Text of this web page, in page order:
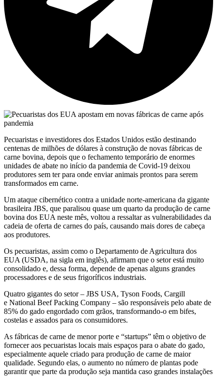
Pecuaristas e investidores dos Estados Unidos estão destinando
centenas de milhões de dólares à construção de novas fábricas de
carne bovina, depois que o fechamento temporário de enormes
unidades de abate no início da pandemia de Covid-19 deixou
produtores sem ter para onde enviar animais prontos para serem
transformados em carne.
Um ataque cibernético contra a unidade norte-americana da gigante
brasileira JBS, que paralisou quase um quarto da produção de carne
bovina dos EUA neste mês, voltou a ressaltar as vulnerabilidades da
cadeia de oferta de carnes do país, causando mais dores de cabeça
aos produtores.
Os pecuaristas, assim como o Departamento de Agricultura dos
EUA (USDA, na sigla em inglês), afirmam que o setor está muito
consolidado e, dessa forma, depende de apenas alguns grandes
processadores e de seus frigoríficos industriais.
Quatro gigantes do setor – JBS USA, Tyson Foods, Cargill
e National Beef Packing Company – são responsáveis pelo abate de
85% do gado engordado com grãos, transformando-o em bifes,
costelas e assados para os consumidores.
As fábricas de carne de menor porte e “startups” têm o objetivo de
fornecer aos pecuaristas locais mais espaços para o abate do gado,
especialmente aquele criado para produção de carne de maior
qualidade. Segundo elas, o aumento no número de plantas pode
garantir que parte da produção seja mantida caso grandes instalações